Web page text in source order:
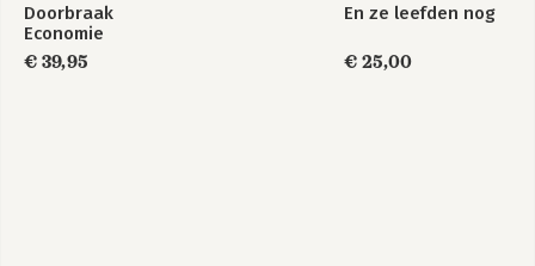
Doorbraak
Economie
€ 39,95
En ze leefden nog
€ 25,00